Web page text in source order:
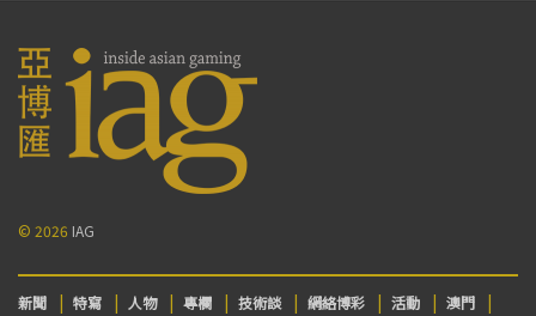
© 2026 IAG
新聞 特寫 人物 專欄 技術談 網絡博彩 活動
澳門